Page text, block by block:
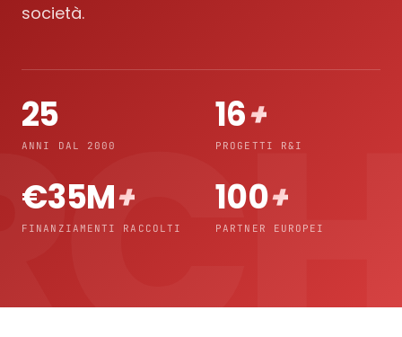
società.
25
ANNI DAL 2000
16+
PROGETTI R&I
€35M+
FINANZIAMENTI RACCOLTI
100+
PARTNER EUROPEI